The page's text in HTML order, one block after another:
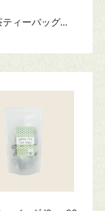
ティーバッグ